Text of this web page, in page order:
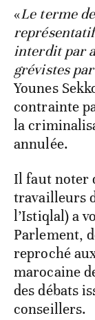
«Le terme
interdit par
grévistes
Younes
contrainte
la
annulée.
Il faut noter
travailleurs
l’Istiqlal) a
Parlement,
reproché
marocaine
des débats
conseillers.